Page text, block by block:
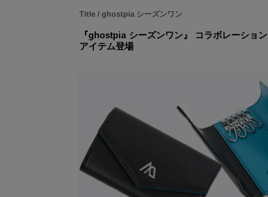
Title / ghostpia シーズンワン
『ghostpia シーズンワン』 コラボレーション
アイテム登場